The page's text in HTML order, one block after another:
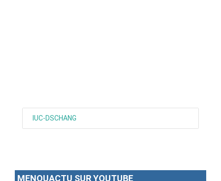
PLUS
IUC-DSCHANG
MENOUACTU SUR YOUTUBE